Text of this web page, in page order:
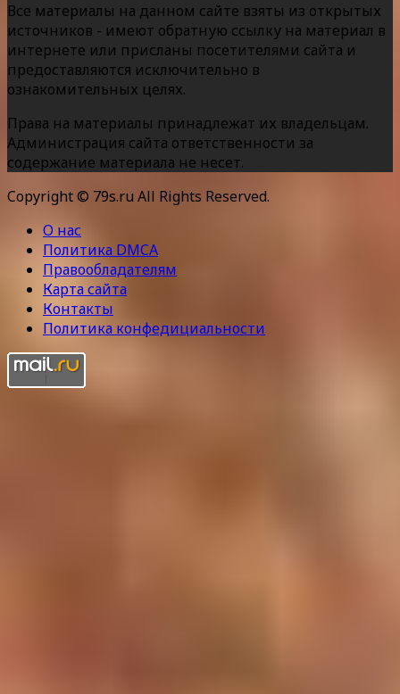
Все материалы на данном сайте взяты из открытых
источников - имеют обратную ссылку на материал в
интернете или присланы посетителями сайта и
предоставляются исключительно в
ознакомительных целях.
Права на материалы принадлежат их владельцам.
Администрация сайта ответственности за
содержание материала не несет.
Copyright © 79s.ru All Rights Reserved.
О нас
Политика DMCA
Правообладателям
Карта сайта
Контакты
Политика конфедициальности